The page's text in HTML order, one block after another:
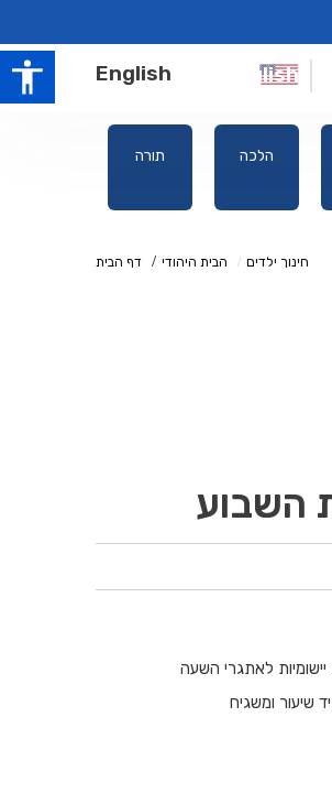
English
תורה הלכה
דף הבית הבית היהודי חינוך ילדים
השבוע
יישומיות לאתגרי השעה
שיעור ומשגיח